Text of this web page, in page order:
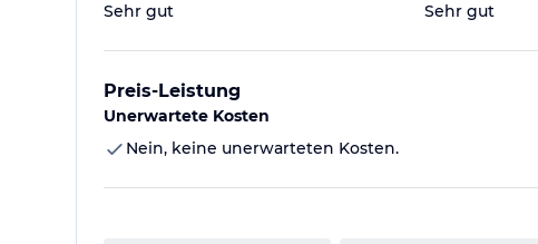
Sehr gut Sehr gut
Preis-Leistung
Unerwartete Kosten
Nein, keine unerwarteten Kosten.